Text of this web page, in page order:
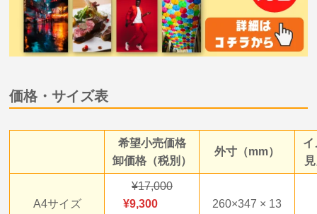
価格・サイズ表
希望小売価格
卸価格（税別）
外寸（mm）
イ
A4サイズ
17,000
9,300
260×347 × 13